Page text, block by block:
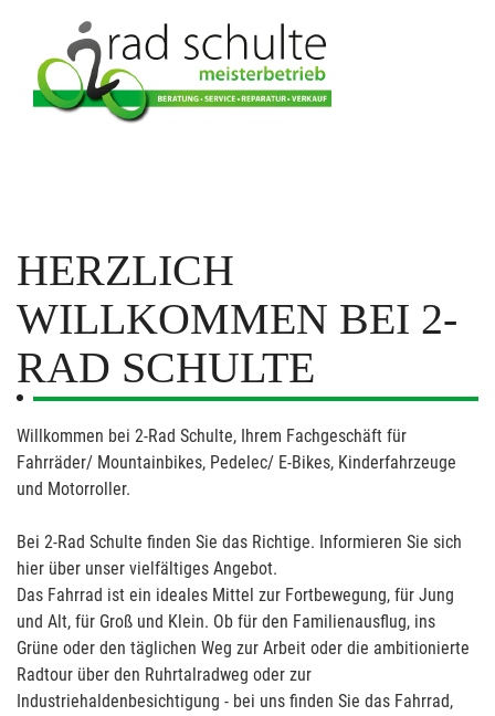
HERZLICH
WILLKOMMEN BEI 2-
RAD SCHULTE
Willkommen bei 2-Rad Schulte, Ihrem Fachgeschäft für
Fahrräder/ Mountainbikes, Pedelec/ E-Bikes, Kinderfahrzeuge
und Motorroller.
Bei 2-Rad Schulte finden Sie das Richtige. Informieren Sie sich
hier über unser vielfältiges Angebot.
Das Fahrrad ist ein ideales Mittel zur Fortbewegung, für Jung
und Alt, für Groß und Klein. Ob für den Familienausflug, ins
Grüne oder den täglichen Weg zur Arbeit oder die ambitionierte
Radtour über den Ruhrtalradweg oder zur
Industriehaldenbesichtigung - bei uns finden Sie das Fahrrad,